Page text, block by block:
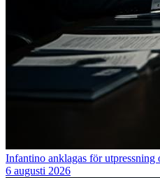
Infantino anklagas för
6 augusti 2026